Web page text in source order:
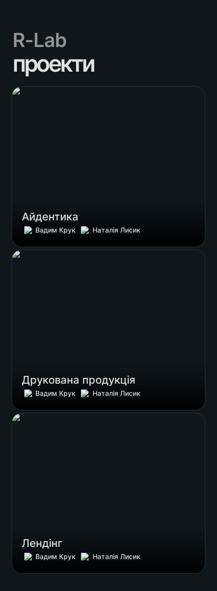
R-Lab
проекти
Айдентика
Айдентика
Вадим Крук Наталія Лисик
Друкована продукція
Друкована продукція
Вадим Крук Наталія Лисик
Лендінг
Лендінг
Вадим Крук Наталія Лисик